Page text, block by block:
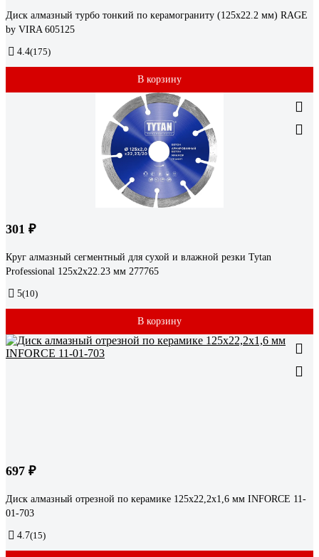
Диск алмазный турбо тонкий по керамограниту (125х22.2 мм) RAGE
by VIRA 605125
4.4(175)
В корзину
301 ₽
Круг алмазный сегментный для сухой и влажной резки Tytan
Professional 125x2x22.23 мм 277765
5(10)
В корзину
697 ₽
Диск алмазный отрезной по керамике 125х22,2х1,6 мм INFORCE 11-
01-703
4.7(15)